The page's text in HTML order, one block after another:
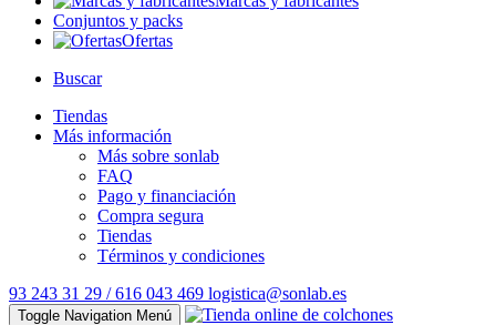
Conjuntos y packs
Ofertas
Buscar
Tiendas
Más información
Más sobre sonlab
FAQ
Pago y financiación
Compra segura
Tiendas
Términos y condiciones
93 243 31 29 / 616 043 469 logistica@sonlab.es
Toggle Navigation Menú